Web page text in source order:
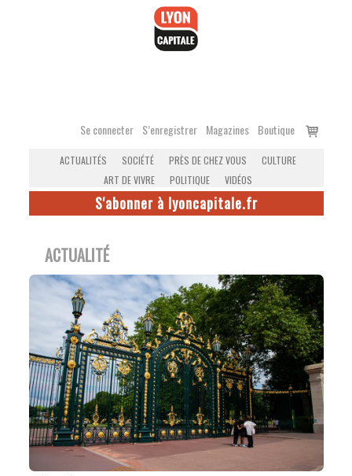
Se connecter S’enregistrer Magazines Boutique
Voir
ACTUALITÉS SOCIÉTÉ PRÈS DE CHEZ VOUS
CULTURE
ART DE VIVRE
POLITIQUE VIDÉOS
S'abonner à lyoncapitale.fr
ACTUALITÉ